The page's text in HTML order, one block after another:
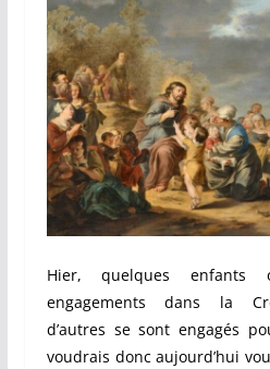
Hier, quelques enfants
engagements dans la
d’autres se sont engagés
voudrais donc aujourd’hui